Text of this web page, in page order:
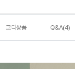
코디상품 Q&A(4)